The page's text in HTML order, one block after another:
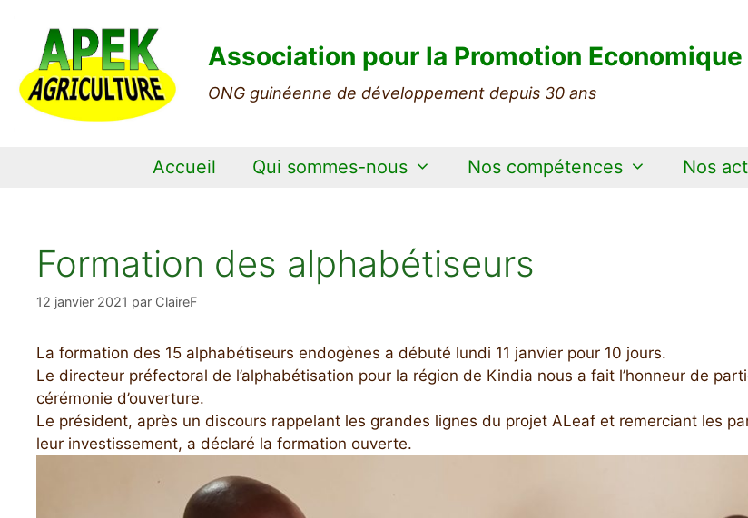
contenu
Association pour la Promotion
ONG guinéenne de développement depuis 30 ans
Accueil Qui sommes-nous Nos compétences Nos
Formation des alphabétiseurs
12 janvier 2021 par ClaireF
La formation des 15 alphabétiseurs endogènes a débuté lundi 11 janvier pour 10 jours.
Le directeur préfectoral de l’alphabétisation pour la région de Kindia nous a fait l’honneur de
cérémonie d’ouverture.
Le président, après un discours rappelant les grandes lignes du projet ALeaf et remerciant les
leur investissement, a déclaré la formation ouverte.